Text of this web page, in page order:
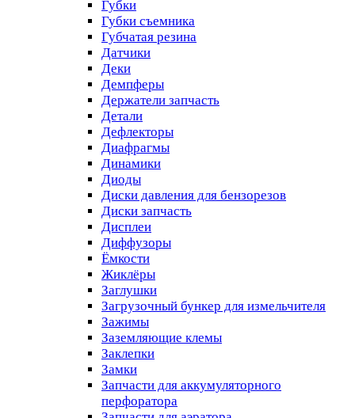
Губки
Губки съемника
Губчатая резина
Датчики
Деки
Демпферы
Держатели запчасть
Детали
Дефлекторы
Диафрагмы
Динамики
Диоды
Диски давления для бензорезов
Диски запчасть
Дисплеи
Диффузоры
Ёмкости
Жиклёры
Заглушки
Загрузочный бункер для измельчителя
Зажимы
Заземляющие клемы
Заклепки
Замки
Запчасти для аккумуляторного
перфоратора